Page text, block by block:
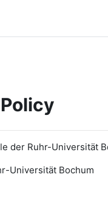
der Ruhr-Universität
-Universität Bochum